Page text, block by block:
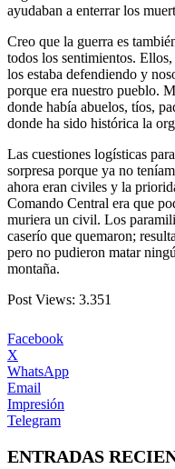
ayudaban a enterrar los
Creo que la guerra es
todos los sentimientos.
los estaba defendiendo y
porque era nuestro pueblo.
donde había abuelos, tíos,
donde ha sido histórica la
Las cuestiones logísticas
sorpresa porque ya no
ahora eran civiles y la
Comando Central era que
muriera un civil. Los
caserío que quemaron;
pero no pudieron matar
montaña.
Post Views: 3.351
Facebook
X
WhatsApp
Email
Impresión
Telegram
ENTRADAS